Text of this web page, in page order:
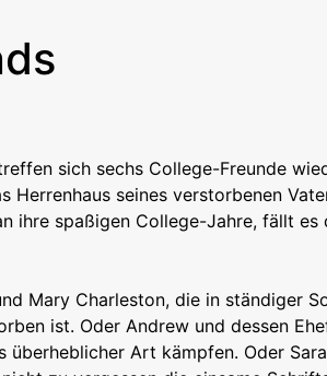
sich sechs College-Freunde
Herrenhaus seines verstorbenen
ihre spaßigen College-Jahre, fällt es
Mary Charleston, die in ständiger
ist. Oder Andrew und dessen
überheblicher Art kämpfen. Oder